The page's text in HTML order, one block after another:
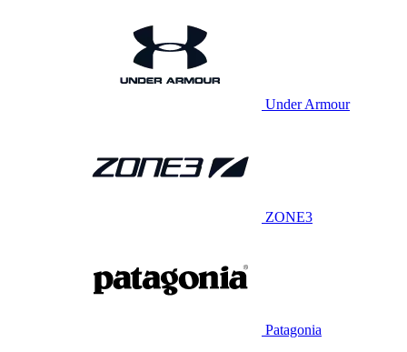
Under Armour
ZONE3
Patagonia